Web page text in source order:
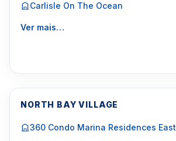
Carlisle On The Ocean
Ver mais…
NORTH BAY VILLAGE
360 Condo Marina Residences East